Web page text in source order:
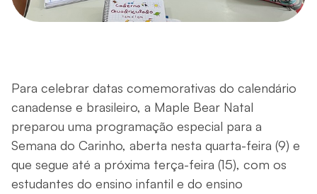
Para celebrar datas comemorativas do calendário
canadense e brasileiro, a Maple Bear Natal
preparou uma programação especial para a
Semana do Carinho, aberta nesta quarta-feira (9) e
que segue até a próxima terça-feira (15), com os
estudantes do ensino infantil e do ensino